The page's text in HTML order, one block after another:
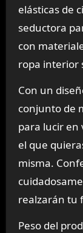
elásticas de
seductora
con
ropa interior
Con un
conjunto de
para lucir en
el que
misma.
realzarán tu
Peso del